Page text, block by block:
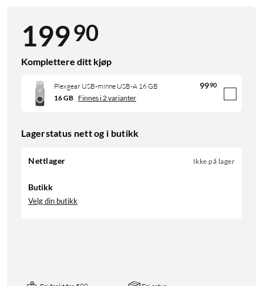
19990
Komplettere ditt kjøp
Plexgear USB-minne USB-A 16 GB 9990
16 GB Finnes i 2 varianter
Lagerstatus nett og i butikk
Nettlager Ikke på lager
Butikk
Velg din butikk